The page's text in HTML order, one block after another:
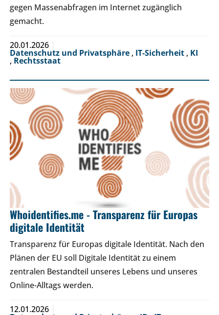
gegen Massenabfragen im Internet zugänglich
gemacht.
20.01.2026
Datenschutz und Privatsphäre , IT-Sicherheit , KI
, Rechtsstaat
Whoidentifies.me - Transparenz für Europas
digitale Identität
Transparenz für Europas digitale Identität. Nach den
Plänen der EU soll Digitale Identität zu einem
zentralen Bestandteil unseres Lebens und unseres
Online-Alltags werden.
12.01.2026